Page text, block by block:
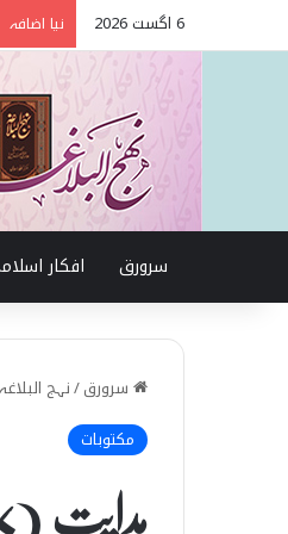
6 اگست 2026 نیا اضافہ
سرورق افکار
سرورق/نہج البلاغہ
مکتوبات